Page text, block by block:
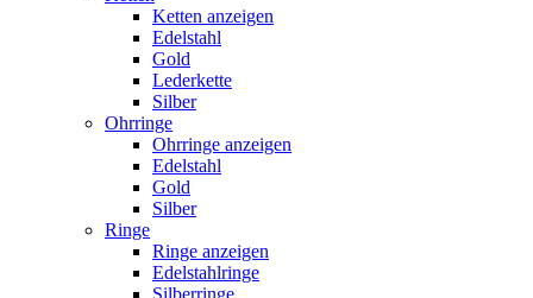
Ketten anzeigen
Edelstahl
Gold
Lederkette
Silber
Ohrringe
Ohrringe anzeigen
Edelstahl
Gold
Silber
Ringe
Ringe anzeigen
Edelstahlringe
Silberringe